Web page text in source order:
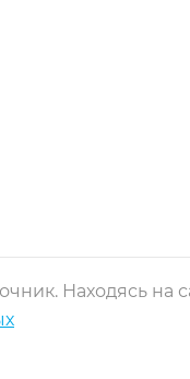
Находясь на